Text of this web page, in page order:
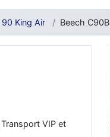
90 King Air Beech C90B
VIP et